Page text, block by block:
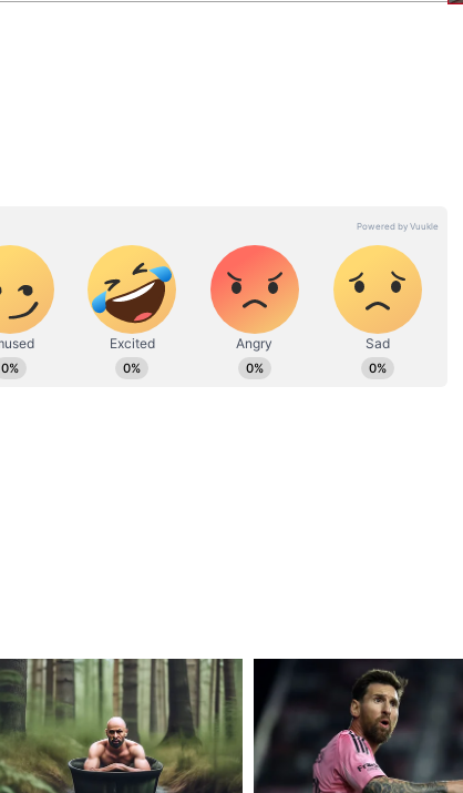
মাইলফলক হিসেবে স্বাগত জানিয়েছে এবং দুই
পক্ষে সমর্থন জানিয়েছে। তারা লেবানন সরকারের
এবং বাইরের প্রভাব কমানোর পরিকল্পনাকে